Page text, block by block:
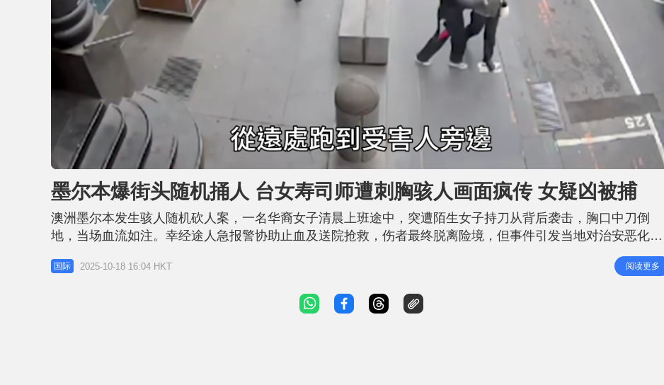
n
t
e
L
o
d
e
d
:
3
.
1
4
墨尔本爆街头随机捅人 台女寿司师遭刺胸骇人画面疯传 女疑凶被捕
澳洲墨尔本发生骇人随机砍人案，一名华裔女子清晨上班途中，突遭陌生女子持刀从背后袭击，胸口中刀倒
地，当场血流如注。幸经途人急报警协助止血及送院抢救，伤者最终脱离险境，但事件引发当地对治安恶化的
强烈关注。据报道，该名华裔女子为一名来自台湾的36岁赖姓女寿司师傅。 综合外媒报道，事件发生于10月2
日上午7时许，地点在墨尔本中央商务区小伯克街（Little Bourke Street）。闭路电视画面显示，
国际 2025-10-18 16:04 HKT 阅读更多